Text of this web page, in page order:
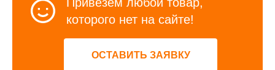
которого нет на сайте!
ОСТАВИТЬ ЗАЯВКУ